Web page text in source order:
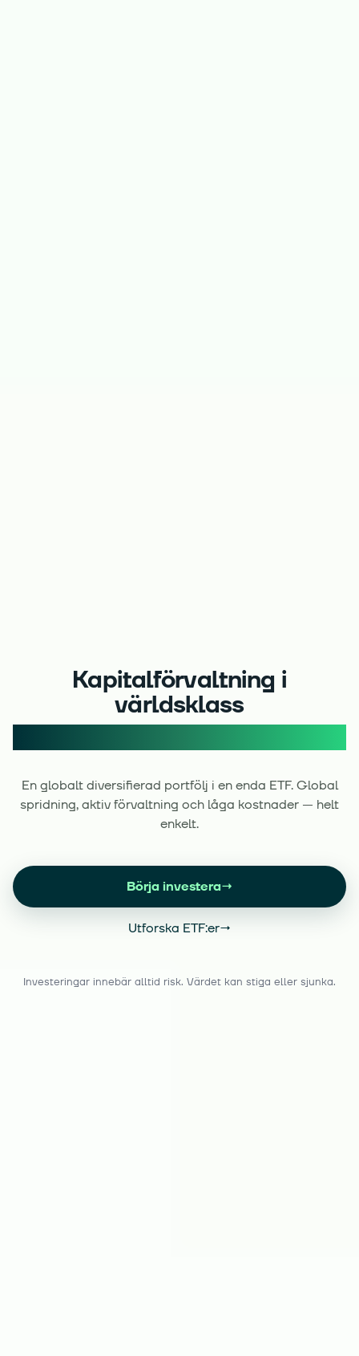
Kapitalförvaltning i
världsklass
En globalt diversifierad portfölj i en enda ETF. Global
spridning, aktiv förvaltning och låga kostnader — helt
enkelt.
Börja investera→
Utforska ETF:er→
Investeringar innebär alltid risk. Värdet kan stiga eller sjunka.